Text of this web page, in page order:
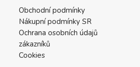
Obchodní podmínky
Nákupní podmínky SR
Ochrana osobních údajů
zákazníků
Cookies